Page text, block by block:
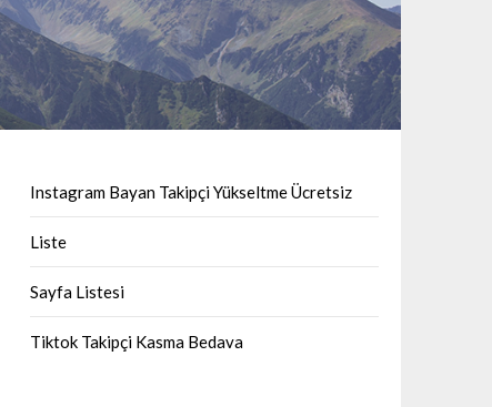
Instagram Bayan Takipçi Yükseltme Ücretsiz
Liste
Sayfa Listesi
Tiktok Takipçi Kasma Bedava